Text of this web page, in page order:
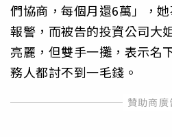
們協商，每個月還6萬」，
報警，而被告的投資公司大
亮麗，但雙手一攤，表示名
務人都討不到一毛錢。